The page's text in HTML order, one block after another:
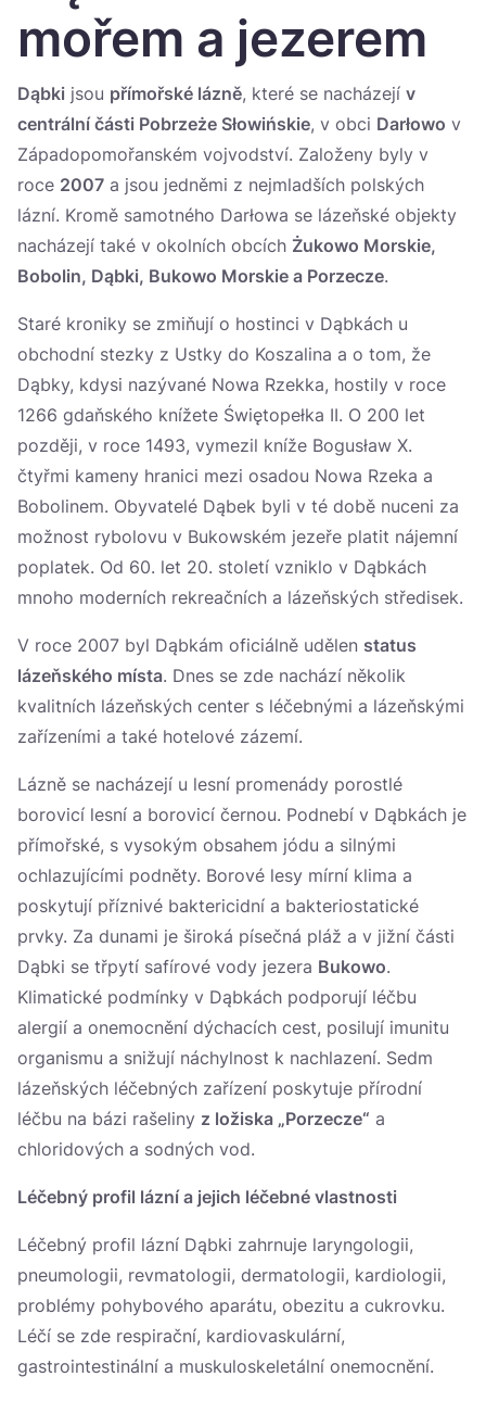
Україна
mořem a jezerem
Dąbki jsou přímořské lázně, které se nacházejí v
centrální části Pobrzeże Słowińskie, v obci Darłowo v
Západopomořanském vojvodství. Založeny byly v
roce 2007 a jsou jedněmi z nejmladších polských
lázní. Kromě samotného Darłowa se lázeňské objekty
nacházejí také v okolních obcích Żukowo Morskie,
Bobolin, Dąbki, Bukowo Morskie a Porzecze.
Staré kroniky se zmiňují o hostinci v Dąbkách u
obchodní stezky z Ustky do Koszalina a o tom, že
Dąbky, kdysi nazývané Nowa Rzekka, hostily v roce
1266 gdaňského knížete Świętopełka II. O 200 let
později, v roce 1493, vymezil kníže Bogusław X.
čtyřmi kameny hranici mezi osadou Nowa Rzeka a
Bobolinem. Obyvatelé Dąbek byli v té době nuceni za
možnost rybolovu v Bukowském jezeře platit nájemní
poplatek. Od 60. let 20. století vzniklo v Dąbkách
mnoho moderních rekreačních a lázeňských středisek.
V roce 2007 byl Dąbkám oficiálně udělen status
lázeňského místa. Dnes se zde nachází několik
kvalitních lázeňských center s léčebnými a lázeňskými
zařízeními a také hotelové zázemí.
Lázně se nacházejí u lesní promenády porostlé
borovicí lesní a borovicí černou. Podnebí v Dąbkách je
přímořské, s vysokým obsahem jódu a silnými
ochlazujícími podněty. Borové lesy mírní klima a
poskytují příznivé baktericidní a bakteriostatické
prvky. Za dunami je široká písečná pláž a v jižní části
Dąbki se třpytí safírové vody jezera Bukowo.
Klimatické podmínky v Dąbkách podporují léčbu
alergií a onemocnění dýchacích cest, posilují imunitu
organismu a snižují náchylnost k nachlazení. Sedm
lázeňských léčebných zařízení poskytuje přírodní
léčbu na bázi rašeliny z ložiska „Porzecze“ a
chloridových a sodných vod.
Léčebný profil lázní a jejich léčebné vlastnosti
Léčebný profil lázní Dąbki zahrnuje laryngologii,
pneumologii, revmatologii, dermatologii, kardiologii,
problémy pohybového aparátu, obezitu a cukrovku.
Léčí se zde respirační, kardiovaskulární,
gastrointestinální a muskuloskeletální onemocnění.